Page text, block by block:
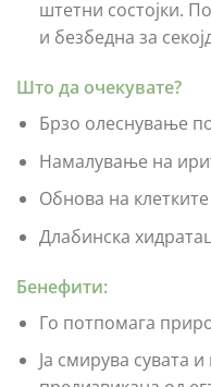
штетни состојки.
и безбедна за
Што да очекувате?
Брзо олеснување
Намалување на
Обнова на
Длабинска
Бенефити:
Го потпомага
Ја смирува сувата